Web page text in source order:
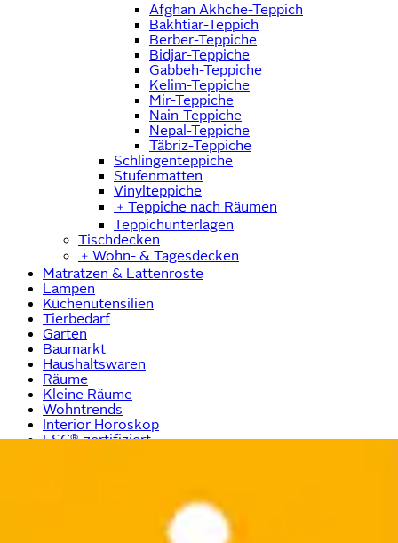
Afghan Akhche-Teppich
Bakhtiar-Teppich
Berber-Teppiche
Bidjar-Teppiche
Gabbeh-Teppiche
Kelim-Teppiche
Mir-Teppiche
Nain-Teppiche
Nepal-Teppiche
Täbriz-Teppiche
Schlingenteppiche
Stufenmatten
Vinylteppiche
﹢ Teppiche nach Räumen
Teppichunterlagen
Tischdecken
﹢ Wohn- & Tagesdecken
Matratzen & Lattenroste
Lampen
Küchenutensilien
Tierbedarf
Garten
Baumarkt
Haushaltswaren
Räume
Kleine Räume
Wohntrends
Interior Horoskop
FSC®-zertifiziert